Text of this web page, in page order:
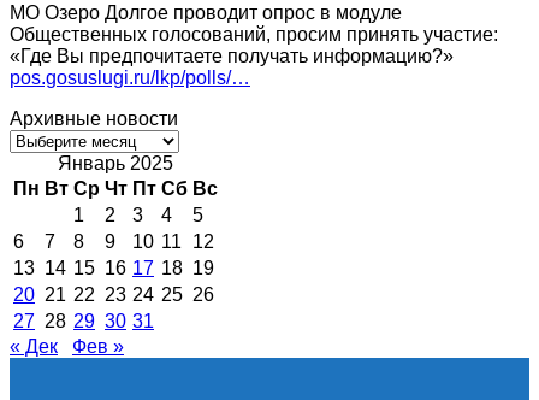
МО Озеро Долгое проводит опрос в модуле
Общественных голосований, просим принять участие:
«Где Вы предпочитаете получать информацию?»
pos.gosuslugi.ru/lkp/polls/…
Архивные новости
Архивные
новостиЯнварь 2025
Пн Вт Ср Чт Пт Сб Вс
1
2 3 4
5
6
7 8 9 10 11
12
13 14 15 16 17 18 19
20 21 22 23 24 25 26
27 28 29 30 31
« Дек
Фев »